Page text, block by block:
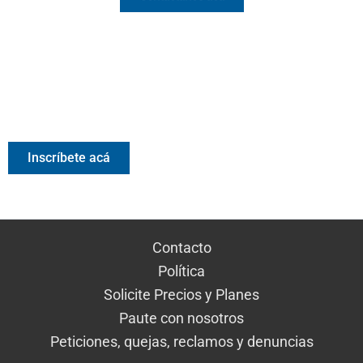
Inscríbete acá
Contacto
Política
Solicite Precios y Planes
Paute con nosotros
Peticiones, quejas, reclamos y denuncias